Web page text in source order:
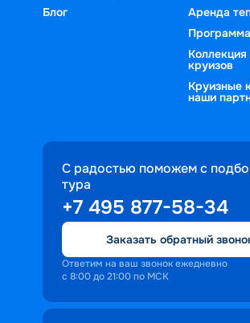
Блог
Аренда
круизов
Круизные
наши
С радостью поможем с
тура
+7 495 877-58-34
Заказать обратный
Ответим на ваш звонок ежедневно
с 8:00 до 21:00 по МСК